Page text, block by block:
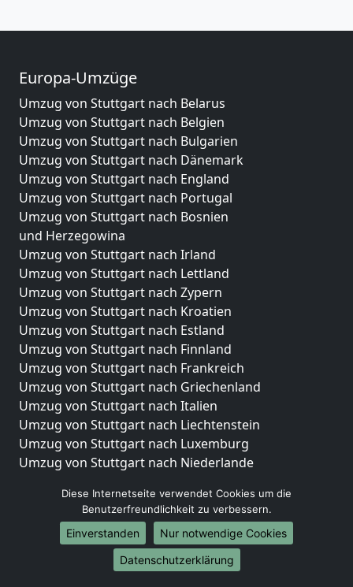
Europa-Umzüge
Umzug von Stuttgart nach Belarus
Umzug von Stuttgart nach Belgien
Umzug von Stuttgart nach Bulgarien
Umzug von Stuttgart nach Dänemark
Umzug von Stuttgart nach England
Umzug von Stuttgart nach Portugal
Umzug von Stuttgart nach Bosnien
und Herzegowina
Umzug von Stuttgart nach Irland
Umzug von Stuttgart nach Lettland
Umzug von Stuttgart nach Zypern
Umzug von Stuttgart nach Kroatien
Umzug von Stuttgart nach Estland
Umzug von Stuttgart nach Finnland
Umzug von Stuttgart nach Frankreich
Umzug von Stuttgart nach Griechenland
Umzug von Stuttgart nach Italien
Umzug von Stuttgart nach Liechtenstein
Umzug von Stuttgart nach Luxemburg
Umzug von Stuttgart nach Niederlande
Umzüge-Deutschlandweit
Umzug von Stuttgart nach Berlin
Umzug von Stuttgart nach Hamburg
Umzug von Stuttgart nach München
Diese Internetseite verwendet Cookies um die
Benutzerfreundlichkeit zu verbessern.
Einverstanden
Nur notwendige Cookies
Datenschutzerklärung